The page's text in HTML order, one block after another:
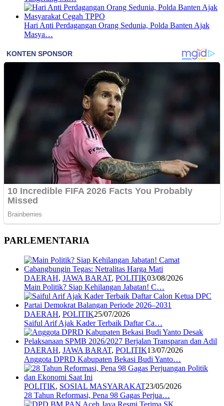
Hari Anti Perdagangan Orang Sedunia, Polda Banten Ajak
Masya…
PARLEMENTARIA
DAERAH, JAWA BARAT, POLITIK03/08/2026
Main Politik? Siap Kehilangan Jabatan! C…
DAERAH, POLITIK25/07/2026
Saiful Arif Ajak Kader Terbaik Daftar Ca…
DAERAH, JAWA BARAT, POLITIK13/07/2026
Anggota DPRD Kabupaten Bekasi Budi Yanto…
POLITIK, SOSIAL MASYARAKAT23/05/2026
28 Tahun Reformasi, Pena 98 Gagas Perjua…